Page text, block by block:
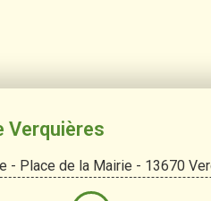
Verquières
- Place de la Mairie - 13670